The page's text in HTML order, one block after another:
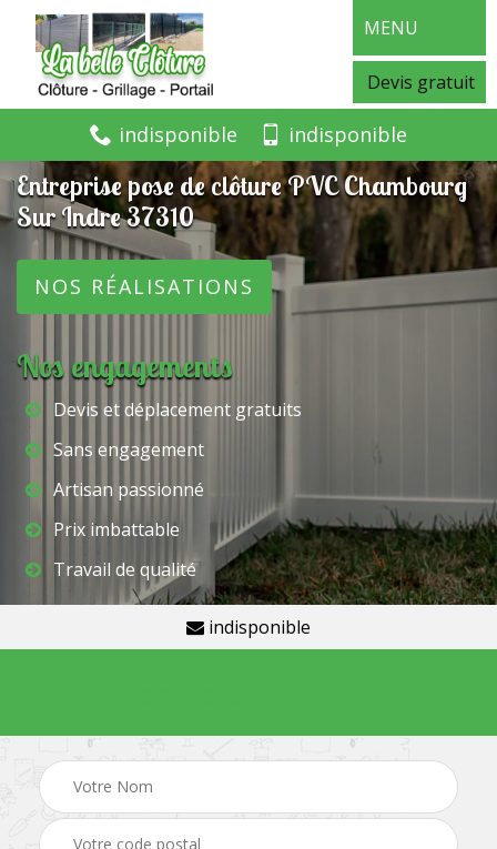
MENU
Devis gratuit
indisponible indisponible
Entreprise pose de clôture PVC Chambourg
Sur Indre 37310
NOS RÉALISATIONS
Nos engagements
Devis et déplacement gratuits
Sans engagement
Artisan passionné
Prix imbattable
Travail de qualité
indisponible